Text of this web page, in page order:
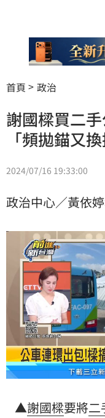
首頁 政治
謝國樑買二
「頻拋錨又
2024/07/16 19:33:00
政治中心／黃依
▲謝國樑要將二